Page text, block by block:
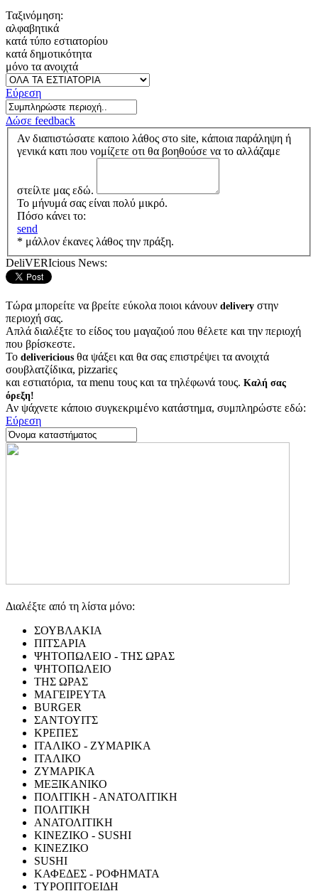
Ταξινόμηση:
αλφαβητικά
κατά τύπο εστιατορίου
κατά δημοτικότητα
μόνο τα ανοιχτά
Εύρεση
Δώσε feedback
Αν διαπιστώσατε καποιο λάθος στο site, κάποια παράληψη ή
γενικά κατι που νομίζετε οτι θα βοηθούσε να το αλλάζαμε
στείλτε μας εδώ.
Το μήνυμά σας είναι πολύ μικρό.
Πόσο κάνει το:
send
* μάλλον έκανες λάθος την πράξη.
DeliVERIcious News:
Τώρα μπορείτε να βρείτε εύκολα ποιοι κάνουν delivery στην
περιοχή σας.
Απλά διαλέξτε το είδος του μαγαζιού που θέλετε και την περιοχή
που βρίσκεστε.
Το delivericious θα ψάξει και θα σας επιστρέψει τα ανοιχτά
σουβλατζίδικα, pizzariες
και εστιατόρια, τα menu τους και τα τηλέφωνά τους. Καλή σας
όρεξη!
Αν ψάχνετε κάποιο συγκεκριμένο κατάστημα, συμπληρώστε εδώ:
Εύρεση
Διαλέξτε από τη λίστα μόνο:
ΣΟΥΒΛΑΚΙΑ
ΠΙΤΣΑΡΙΑ
ΨΗΤΟΠΩΛΕΙΟ - ΤΗΣ ΩΡΑΣ
ΨΗΤΟΠΩΛΕΙΟ
ΤΗΣ ΩΡΑΣ
ΜΑΓΕΙΡΕΥΤΑ
BURGER
ΣΑΝΤΟΥΙΤΣ
ΚΡΕΠΕΣ
ΙΤΑΛΙΚΟ - ΖΥΜΑΡΙΚΑ
ΙΤΑΛΙΚΟ
ΖΥΜΑΡΙΚΑ
ΜΕΞΙΚΑΝΙΚΟ
ΠΟΛΙΤΙΚΗ - ΑΝΑΤΟΛΙΤΙΚΗ
ΠΟΛΙΤΙΚΗ
ΑΝΑΤΟΛΙΤΙΚΗ
ΚΙΝΕΖΙΚΟ - SUSHI
ΚΙΝΕΖΙΚΟ
SUSHI
ΚΑΦΕΔΕΣ - ΡΟΦΗΜΑΤΑ
ΤΥΡΟΠΙΤΟΕΙΔΗ